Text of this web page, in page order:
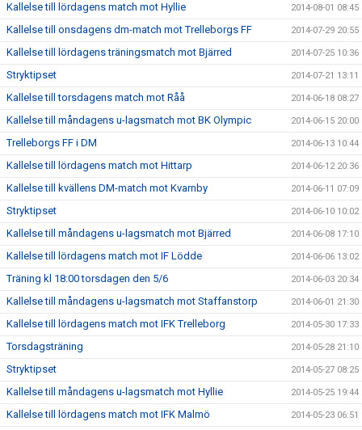
Kallelse till lördagens match mot Hyllie 2014-08-01 08:45
Kallelse till onsdagens dm-match mot Trelleborgs FF 2014-07-29 20:55
Kallelse till lördagens träningsmatch mot Bjärred 2014-07-25 10:36
Stryktipset 2014-07-21 13:11
Kallelse till torsdagens match mot Råå 2014-06-18 08:27
Kallelse till måndagens u-lagsmatch mot BK Olympic 2014-06-15 20:00
Trelleborgs FF i DM 2014-06-13 10:44
Kallelse till lördagens match mot Hittarp 2014-06-12 20:36
Kallelse till kvällens DM-match mot Kvarnby 2014-06-11 07:09
Stryktipset 2014-06-10 10:02
Kallelse till måndagens u-lagsmatch mot Bjärred 2014-06-08 17:10
Kallelse till lördagens match mot IF Lödde 2014-06-06 13:02
Träning kl 18:00 torsdagen den 5/6 2014-06-03 20:34
Kallelse till måndagens u-lagsmatch mot Staffanstorp 2014-06-01 21:30
Kallelse till lördagens match mot IFK Trelleborg 2014-05-30 17:33
Torsdagsträning 2014-05-28 21:10
Stryktipset 2014-05-27 08:25
Kallelse till måndagens u-lagsmatch mot Hyllie 2014-05-25 19:44
Kallelse till lördagens match mot IFK Malmö 2014-05-23 06:51